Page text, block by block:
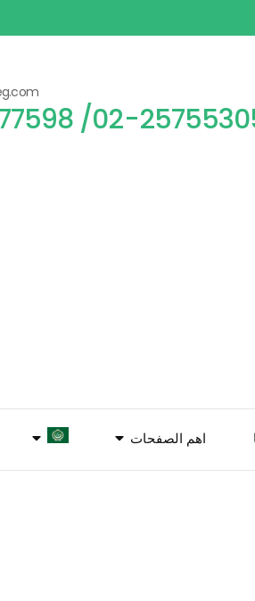
02-25755305/ 02-
اهم الصفحات